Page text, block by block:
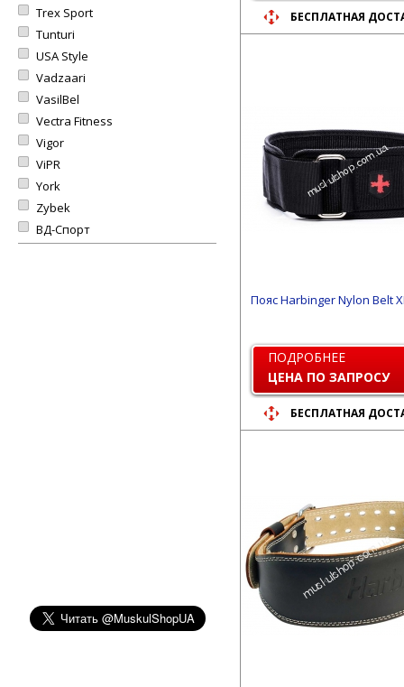
Trex Sport
Tunturi
USA Style
Vadzaari
VasilBel
Vectra Fitness
Vigor
ViPR
York
Zybek
ВД-Спорт
БЕСПЛАТНАЯ
Пояс Harbinger Nylon Belt
ПОДРОБНЕЕ
ЦЕНА ПО ЗАПРОСУ
БЕСПЛАТНАЯ